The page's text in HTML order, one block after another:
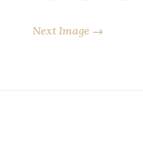
Next Image →